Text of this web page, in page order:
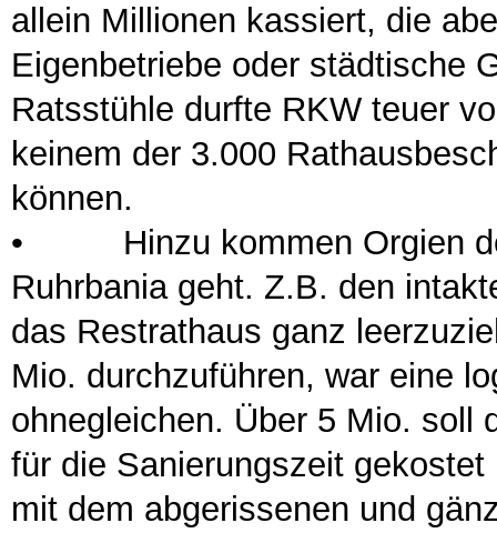
allein Millionen kassiert, die
Eigenbetriebe oder städtische
Ratsstühle durfte RKW teuer
keinem der 3.000
können.
• Hinzu kommen Orgien
Ruhrbania geht. Z.B. den
das Restrathaus ganz
Mio. durchzuführen, war eine
ohnegleichen. Über 5 Mio. soll
für die Sanierungszeit
mit dem abgerissenen und